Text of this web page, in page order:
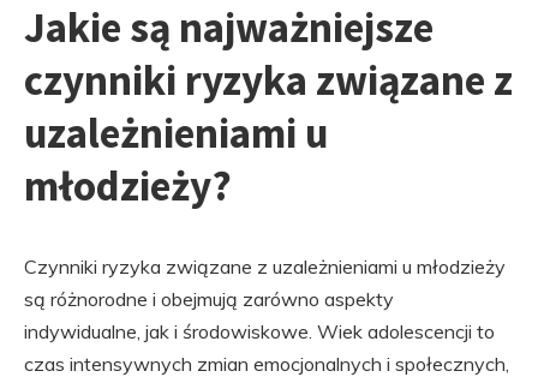
Jakie są najważniejsze
czynniki ryzyka związane z
uzależnieniami u
młodzieży?
Czynniki ryzyka związane z uzależnieniami u młodzieży
są różnorodne i obejmują zarówno aspekty
indywidualne, jak i środowiskowe. Wiek adolescencji to
czas intensywnych zmian emocjonalnych i społecznych,